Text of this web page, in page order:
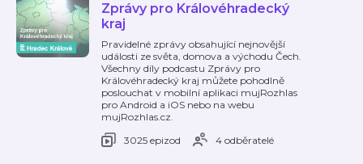
Zprávy pro Královéhradecký
kraj
Pravidelné zprávy obsahující nejnovější
události ze světa, domova a východu Čech.
Všechny díly podcastu Zprávy pro
Královéhradecký kraj můžete pohodlně
poslouchat v mobilní aplikaci mujRozhlas
pro Android a iOS nebo na webu
mujRozhlas.cz.
3025 epizod
4 odběratelé